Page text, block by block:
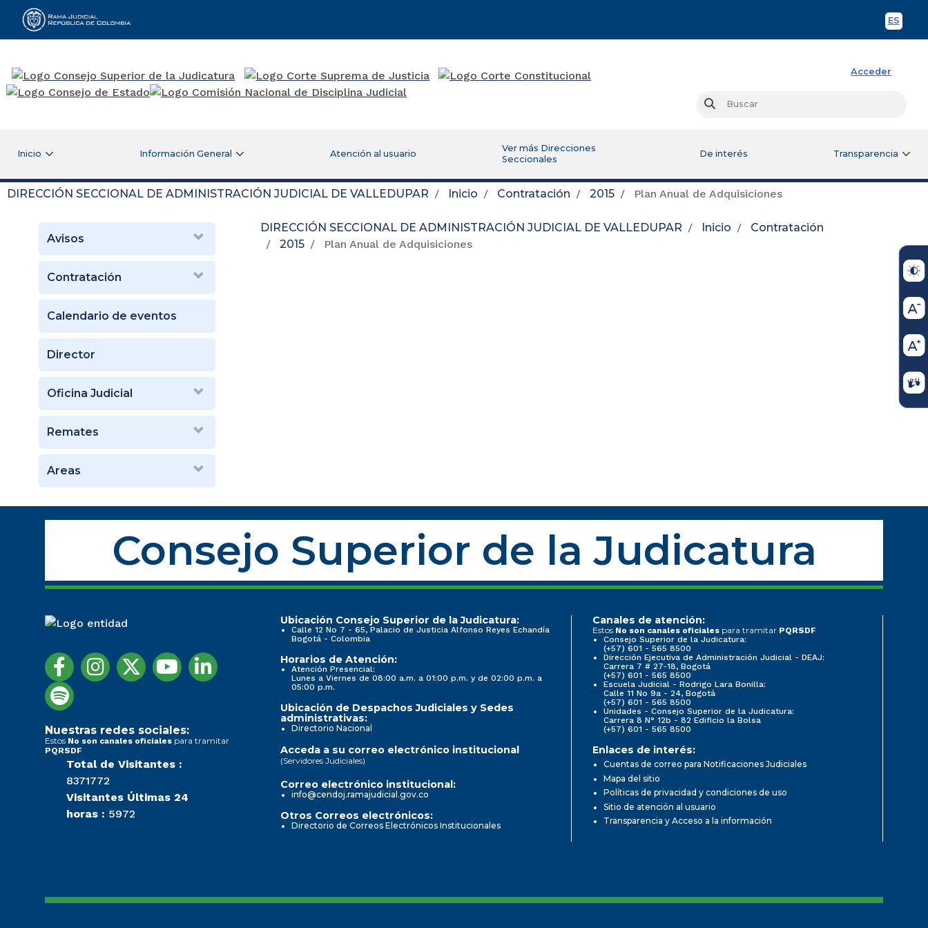
ES
Rama Judicial
Acceder
Buscar
Inicio Información General Atención al usuario
Ver más Direcciones
Seccionales
De interés Transparencia
DIRECCIÓN SECCIONAL DE ADMINISTRACIÓN JUDICIAL DE VALLEDUPAR Inicio Contratación 2015 Plan Anual de Adquisiciones
Avisos
Contratación
Calendario de eventos
Director
Oficina Judicial
Remates
Areas
DIRECCIÓN SECCIONAL DE ADMINISTRACIÓN JUDICIAL DE VALLEDUPAR Inicio
Contratación
2015
Plan Anual de Adquisiciones
Consejo Superior de la Judicatura
Nuestras redes sociales:
Estos No son canales oficiales para tramitar
PQRSDF
Total de Visitantes :
8371772
Visitantes Últimas 24
horas : 5972
Ubicación Consejo Superior de la Judicatura:
Calle 12 No 7 - 65, Palacio de Justicia Alfonso Reyes Echandía
Bogotá - Colombia
Horarios de Atención:
Atención Presencial:
Lunes a Viernes de 08:00 a.m. a 01:00 p.m. y de 02:00 p.m. a
05:00 p.m.
Ubicación de Despachos Judiciales y Sedes
administrativas:
Directorio Nacional
Canales de atención:
Estos No son canales oficiales para tramitar PQRSDF
Consejo Superior de la Judicatura:
(+57) 601 - 565 8500
Dirección Ejecutiva de Administración Judicial - DEAJ:
Carrera 7 # 27-18, Bogotá
(+57) 601 - 565 8500
Escuela Judicial - Rodrigo Lara Bonilla:
Calle 11 No 9a - 24, Bogotá
(+57) 601 - 565 8500
Unidades - Consejo Superior de la Judicatura:
Carrera 8 N° 12b - 82 Edificio la Bolsa
(+57) 601 - 565 8500
Acceda a su correo electrónico institucional
(Servidores Judiciales)
Correo electrónico institucional:
info@cendoj.ramajudicial.gov.co
Otros Correos electrónicos:
Directorio de Correos Electrónicos Institucionales
Enlaces de interés:
Cuentas de correo para Notificaciones Judiciales
Mapa del sitio
Políticas de privacidad y condiciones de uso
Sitio de atención al usuario
Transparencia y Acceso a la información